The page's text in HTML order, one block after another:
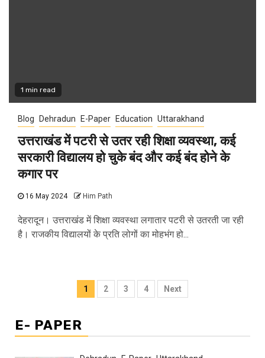
1 min read
Blog Dehradun E-Paper Education Uttarakhand
उत्तराखंड में पटरी से उतर रही शिक्षा व्यवस्था, कई
सरकारी विद्यालय हो चुके बंद और कई बंद होने के
कगार पर
16 May 2024 Him Path
देहरादून। उत्तराखंड में शिक्षा व्यवस्था लगातार पटरी से उतरती जा रही
है। राजकीय विद्यालयों के प्रति लोगों का मोहभंग हो...
Posts
1 2 3 4 Next
E- PAPER